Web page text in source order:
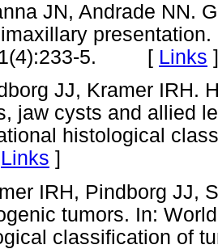
JN, Andrade NN.
5. [ Links ]
JJ, Kramer IRH.
jaw cysts and allied
histological
Links ]
IRH, Pindborg JJ,
tumors. In:
classification